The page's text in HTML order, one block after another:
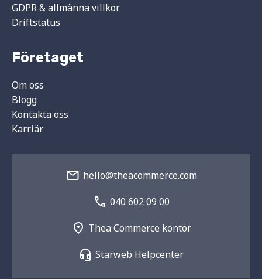
GDPR & allmänna villkor
Driftstatus
Företaget
Om oss
Blogg
Kontakta oss
Karriär
hello@theacommerce.com
040 602 09 00
Thea Commerce kontor
Starweb Helpcenter